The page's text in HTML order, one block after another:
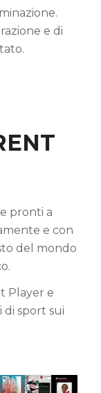
e di
pronti a
e con
del mondo
Player e
di sport sui